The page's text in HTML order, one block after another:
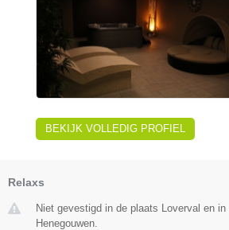
BEKIJK VOLLEDIG PROFIEL
Relaxs
Niet gevestigd in de plaats Loverval en in
Henegouwen.